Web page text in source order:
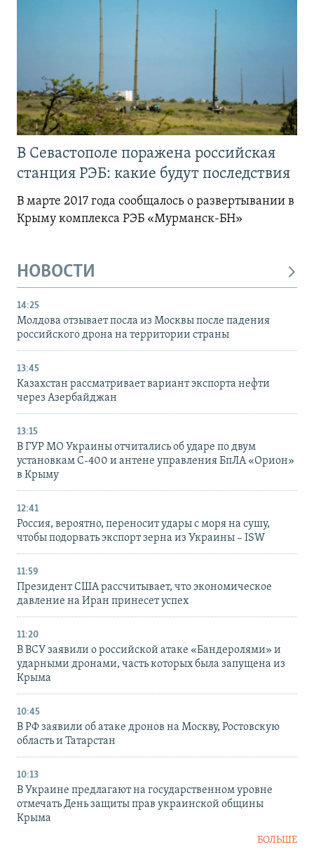
В Севастополе поражена российская
станция РЭБ: какие будут последствия
В марте 2017 года сообщалось о развертывании в
Крыму комплекса РЭБ «Мурманск-БН»
НОВОСТИ
14:25
Молдова отзывает посла из Москвы после падения
российского дрона на территории страны
13:45
Казахстан рассматривает вариант экспорта нефти
через Азербайджан
13:15
В ГУР МО Украины отчитались об ударе по двум
установкам С-400 и антене управления БпЛА «Орион»
в Крыму
12:41
Россия, вероятно, переносит удары с моря на сушу,
чтобы подорвать экспорт зерна из Украины – ISW
11:59
Президент США рассчитывает, что экономическое
давление на Иран принесет успех
11:20
В ВСУ заявили о российской атаке «Бандеролями» и
ударными дронами, часть которых была запущена из
Крыма
10:45
В РФ заявили об атаке дронов на Москву, Ростовскую
область и Татарстан
10:13
В Украине предлагают на государственном уровне
отмечать День защиты прав украинской общины
Крыма
БОЛЬШЕ